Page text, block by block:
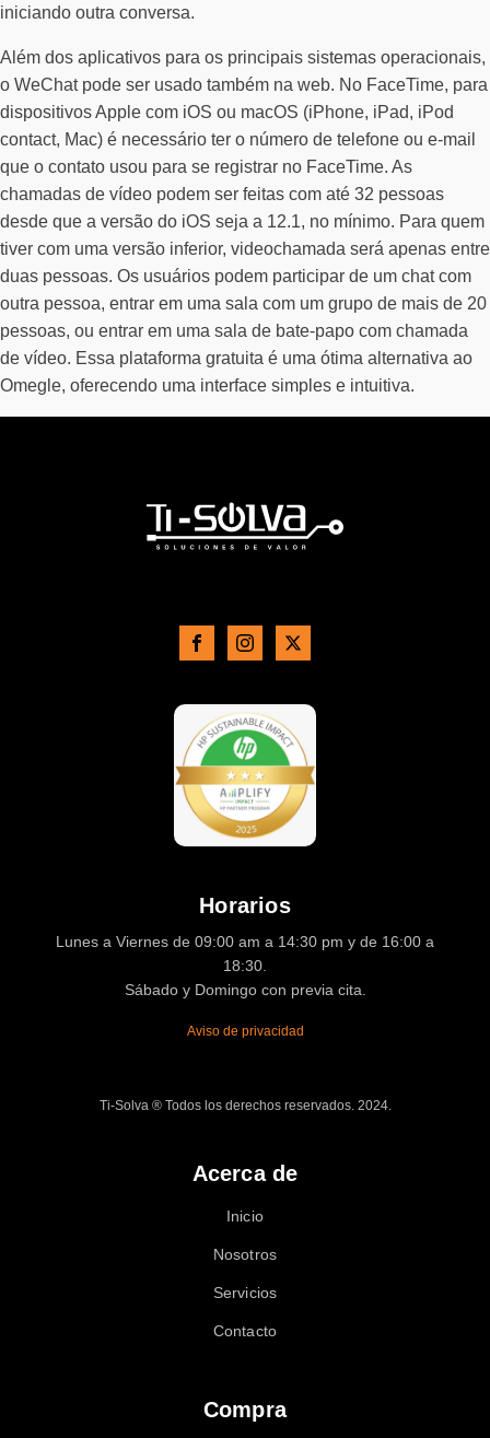
iniciando outra conversa.
Além dos aplicativos para os principais sistemas operacionais,
o WeChat pode ser usado também na web. No FaceTime, para
dispositivos Apple com iOS ou macOS (iPhone, iPad, iPod
contact, Mac) é necessário ter o número de telefone ou e-mail
que o contato usou para se registrar no FaceTime. As
chamadas de vídeo podem ser feitas com até 32 pessoas
desde que a versão do iOS seja a 12.1, no mínimo. Para quem
tiver com uma versão inferior, videochamada será apenas entre
duas pessoas. Os usuários podem participar de um chat com
outra pessoa, entrar em uma sala com um grupo de mais de 20
pessoas, ou entrar em uma sala de bate-papo com chamada
de vídeo. Essa plataforma gratuita é uma ótima alternativa ao
Omegle, oferecendo uma interface simples e intuitiva.
Horarios
Lunes a Viernes de 09:00 am a 14:30 pm y de 16:00 a
18:30.
Sábado y Domingo con previa cita.
Aviso de privacidad
Ti-Solva ® Todos los derechos reservados. 2024.
Acerca de
Inicio
Nosotros
Servicios
Contacto
Compra